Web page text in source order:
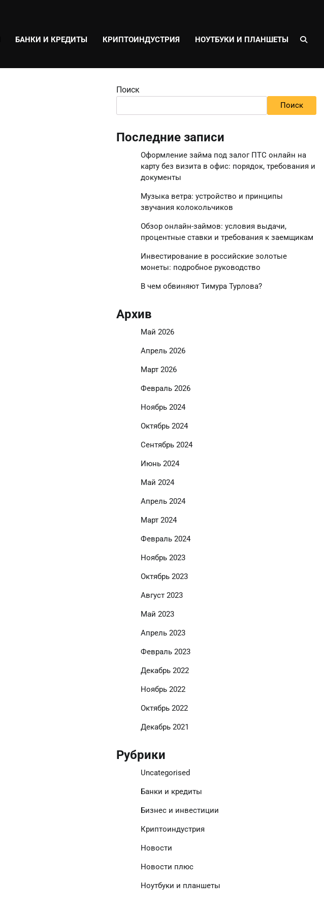
БАНКИ И КРЕДИТЫ КРИПТОИНДУСТРИЯ НОУТБУКИ И ПЛАНШЕТЫ
Поиск
Поиск
Последние записи
Оформление займа под залог ПТС онлайн на
карту без визита в офис: порядок, требования и
документы
Музыка ветра: устройство и принципы
звучания колокольчиков
Обзор онлайн-займов: условия выдачи,
процентные ставки и требования к заемщикам
Инвестирование в российские золотые
монеты: подробное руководство
В чем обвиняют Тимура Турлова?
Архив
Май 2026
Апрель 2026
Март 2026
Февраль 2026
Ноябрь 2024
Октябрь 2024
Сентябрь 2024
Июнь 2024
Май 2024
Апрель 2024
Март 2024
Февраль 2024
Ноябрь 2023
Октябрь 2023
Август 2023
Май 2023
Апрель 2023
Февраль 2023
Декабрь 2022
Ноябрь 2022
Октябрь 2022
Декабрь 2021
Рубрики
Uncategorised
Банки и кредиты
Бизнес и инвестиции
Криптоиндустрия
Новости
Новости плюс
Ноутбуки и планшеты